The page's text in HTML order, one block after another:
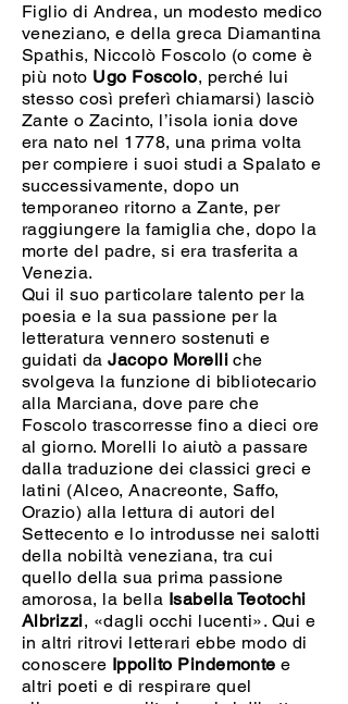
Figlio di Andrea, un modesto medico
veneziano, e della greca Diamantina
Spathis, Niccolò Foscolo (o come è
più noto Ugo Foscolo, perché lui
stesso così preferì chiamarsi) lasciò
Zante o Zacinto, l’isola ionia dove
era nato nel 1778, una prima volta
per compiere i suoi studi a Spalato e
successivamente, dopo un
temporaneo ritorno a Zante, per
raggiungere la famiglia che, dopo la
morte del padre, si era trasferita a
Venezia.
Qui il suo particolare talento per la
poesia e la sua passione per la
letteratura vennero sostenuti e
guidati daJacopo Morelli che
svolgeva la funzione di bibliotecario
alla Marciana, dove pare che
Foscolo trascorresse fino a dieci ore
al giorno. Morelli lo aiutò a passare
dalla traduzione dei classici greci e
latini (Alceo, Anacreonte, Saffo,
Orazio) alla lettura di autori del
Settecento e lo introdusse nei salotti
della nobiltà veneziana, tra cui
quello della sua prima passione
amorosa, la bella Isabella Teotochi
Albrizzi, «dagli occhi lucenti». Qui e
in altri ritrovi letterari ebbe modo di
conoscere Ippolito Pindemonte e
altri poeti e di respirare quel